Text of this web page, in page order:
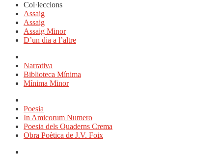
Col·leccions
Assaig
Assaig
Assaig Minor
D’un dia a l’altre
Narrativa
Biblioteca Mínima
Mínima Minor
Poesia
In Amicorum Numero
Poesia dels Quaderns Crema
Obra Poètica de J.V. Foix